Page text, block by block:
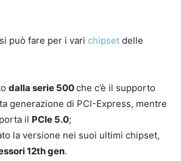
può fare per i vari chipset delle
dalla serie 500che c’è il supporto
generazione di PCI-Express, mentre
il PCIe 5.0;
la versione nei suoi ultimi chipset,
12th gen.